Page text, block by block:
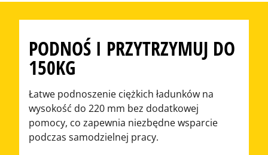
PODNOŚ I PRZYTRZYMUJ DO
150KG
Łatwe podnoszenie ciężkich ładunków na
wysokość do 220 mm bez dodatkowej
pomocy, co zapewnia niezbędne wsparcie
podczas samodzielnej pracy.